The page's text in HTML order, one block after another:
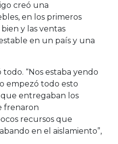
creó una
en los primeros
y las ventas
en un país y una
“Nos estaba yendo
empezó todo esto
entregaban los
frenaron
recursos que
en el aislamiento”,